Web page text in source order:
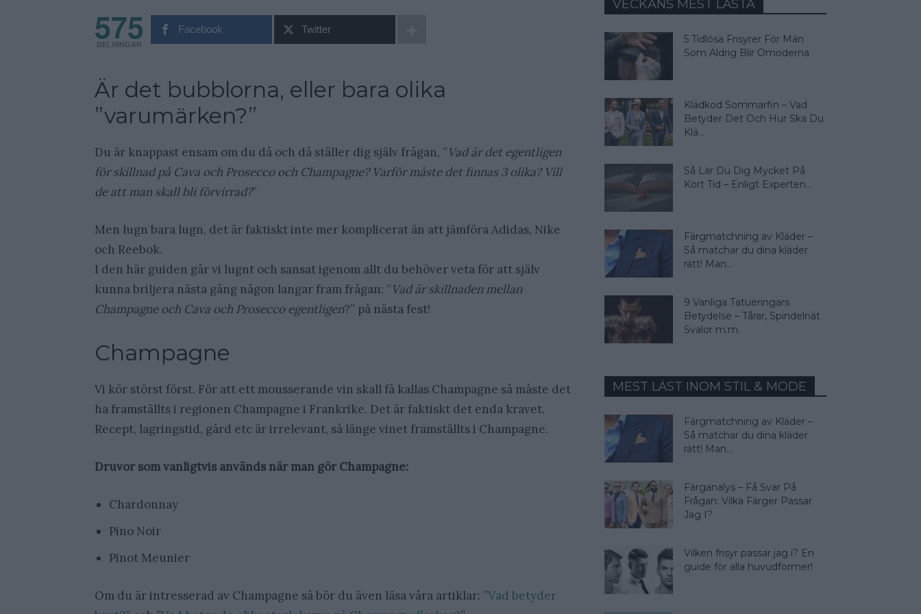
575
DELNINGAR
Facebook Twitter
Är det bubblorna, eller bara olika
”varumärken?”
Du är knappast ensam om du då och då ställer dig själv frågan, ”Vad är det egentligen
för skillnad på Cava och Prosecco och Champagne? Varför måste det finnas 3 olika? Vill
de att man skall bli förvirrad?”
Men lugn bara lugn, det är faktiskt inte mer komplicerat än att jämföra Adidas, Nike
och Reebok.
I den här guiden går vi lugnt och sansat igenom allt du behöver veta för att själv
kunna briljera nästa gång någon langar fram frågan: ”Vad är skillnaden mellan
Champagne och Cava och Prosecco egentligen?” på nästa fest!
Champagne
Vi kör störst först. För att ett mousserande vin skall få kallas Champagne så måste det
ha framställts i regionen Champagne i Frankrike. Det är faktiskt det enda kravet.
Recept, lagringstid, gård etc är irrelevant, så länge vinet framställts i Champagne.
Druvor som vanligtvis används när man gör Champagne:
Chardonnay
Pino Noir
Pinot Meunier
Om du är intresserad av Champagne så bör du även läsa våra artiklar: ”Vad betyder
VECKANS MEST LÄSTA
5 Tidlösa Frisyrer För Män
Som Aldrig Blir Omoderna
Klädkod Sommarfin – Vad
Betyder Det Och Hur Ska Du
Klä...
Så Lär Du Dig Mycket På
Kort Tid – Enligt Experten...
Färgmatchning av Kläder –
Så matchar du dina kläder
rätt! Man...
9 Vanliga Tatueringars
Betydelse – Tårar, Spindelnät
Svalor m.m.
MEST LÄST INOM STIL & MODE
Färgmatchning av Kläder –
Så matchar du dina kläder
rätt! Man...
Färganalys – Få Svar På
Frågan: Vilka Färger Passar
Jag I?
Vilken frisyr passar jag i? En
guide för alla huvudformer!